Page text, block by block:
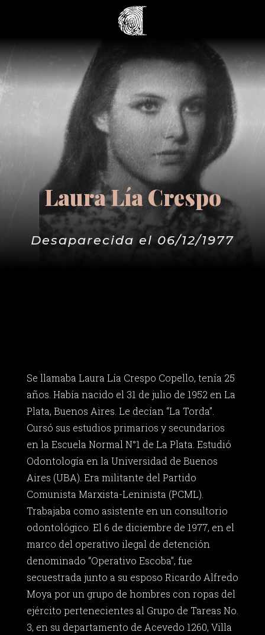
Laura Lía Crespo
Desaparecida el 06/12/1977
Se llamaba Laura Lía Crespo Copello, tenía 25
años. Había nacido el 31 de julio de 1952 en La
Plata, Buenos Aires. Le decían “La Torda”.
Cursó sus estudios primarios y secundarios
en la Escuela Normal N°1 de La Plata. Estudió
Odontología en la Universidad de Buenos
Aires (UBA). Era militante del Partido
Comunista Marxista-Leninista (PCML).
Trabajaba como asistente en un consultorio
odontológico. El 6 de diciembre de 1977, en el
marco del operativo ilegal de detención
denominado “Operativo Escoba”, fue
secuestrada junto a su esposo Ricardo Alfredo
Moya por un grupo de hombres con ropas del
ejército pertenecientes al Grupo de Tareas No.
3, en su departamento de Acevedo 1260, Villa